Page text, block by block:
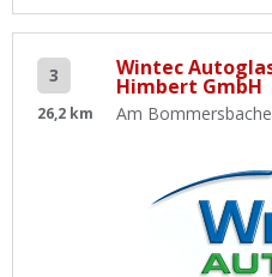
3
26,2 km
Wintec
Himbert GmbH
Am